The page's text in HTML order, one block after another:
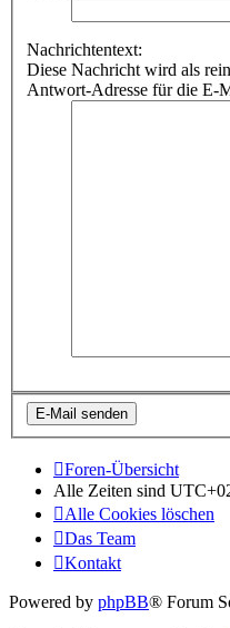
Nachrichtentext:
Diese Nachricht wird als
Antwort-Adresse für die E-
Foren-Übersicht
Alle Zeiten sind
Alle Cookies löschen
Das Team
Kontakt
Powered by phpBB® Forum